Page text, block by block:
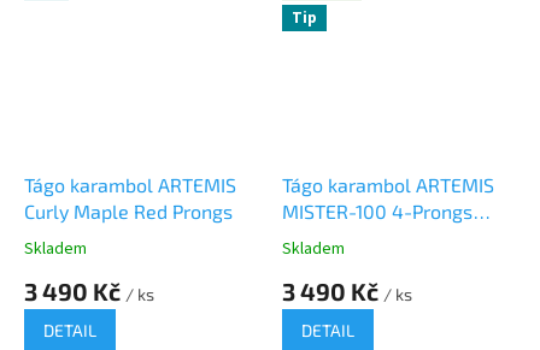
Tágo karambol ARTEMIS
Curly Maple Red Prongs
Skladem
3 490 Kč / ks
DETAIL
Tip
Tágo karambol ARTEMIS
MISTER-100 4-Prongs
Spliced Yellow/Blue
Skladem
3 490 Kč / ks
DETAIL